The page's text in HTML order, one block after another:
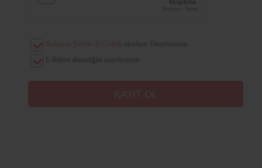
okudum. Onaylıyorum.
E-Bülten aboneliğini onaylıyorum.